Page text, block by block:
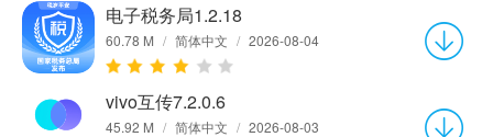
电子税务局1.2.18
60.78 M / 简体中文 / 2026-08-04
vivo互传7.2.0.6
45.92 M / 简体中文 / 2026-08-03